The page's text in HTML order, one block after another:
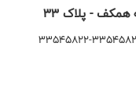
- پلاک 33